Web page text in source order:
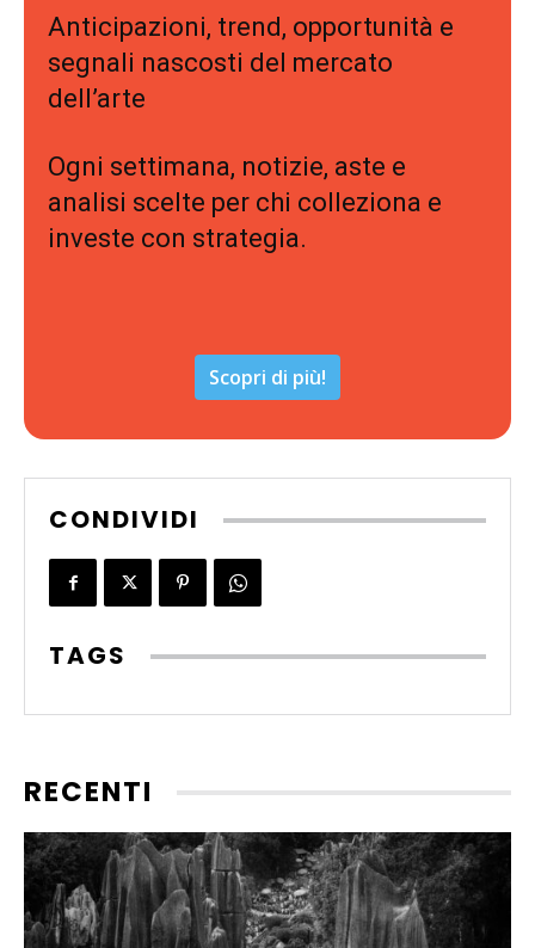
Anticipazioni, trend, opportunità e
segnali nascosti del mercato
dell’arte
Ogni settimana, notizie, aste e
analisi scelte per chi colleziona e
investe con strategia.
Scopri di più!
CONDIVIDI
TAGS
RECENTI